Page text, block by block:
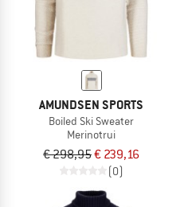
AMUNDSEN SPORTS
Boiled Ski Sweater
Merinotrui
€ 298,95€ 239,16
(0)